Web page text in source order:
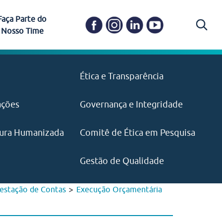
Ética e Transparência
Governança e Integridade
Humanizada Comitê de Ética em Pesquisa
Gestão de Qualidade
Carapicuíba
pelo CEJAM e(11) 97646‑2537
Parte do
Nosso Time
visão e valores?
de Contas> Execução Orçamentária